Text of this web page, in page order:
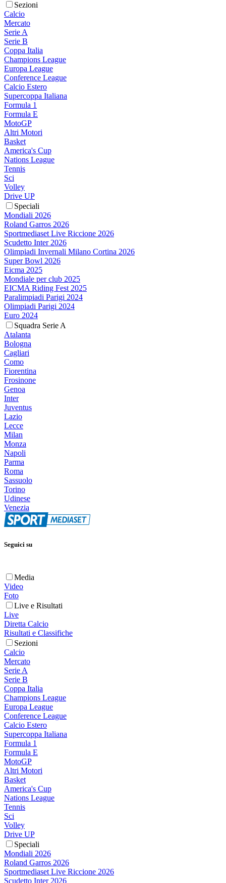
Sezioni
Calcio
Mercato
Serie A
Serie B
Coppa Italia
Champions League
Europa League
Conference League
Calcio Estero
Supercoppa Italiana
Formula 1
Formula E
MotoGP
Altri Motori
Basket
America's Cup
Nations League
Tennis
Sci
Volley
Drive UP
Speciali
Mondiali 2026
Roland Garros 2026
Sportmediaset Live Riccione 2026
Scudetto Inter 2026
Olimpiadi Invernali Milano Cortina 2026
Super Bowl 2026
Eicma 2025
Mondiale per club 2025
EICMA Riding Fest 2025
Paralimpiadi Parigi 2024
Olimpiadi Parigi 2024
Euro 2024
Squadra Serie A
Atalanta
Bologna
Cagliari
Como
Fiorentina
Frosinone
Genoa
Inter
Juventus
Lazio
Lecce
Milan
Monza
Napoli
Parma
Roma
Sassuolo
Torino
Udinese
Venezia
Seguici su
Media
Video
Foto
Live e Risultati
Live
Diretta Calcio
Risultati e Classifiche
Sezioni
Calcio
Mercato
Serie A
Serie B
Coppa Italia
Champions League
Europa League
Conference League
Calcio Estero
Supercoppa Italiana
Formula 1
Formula E
MotoGP
Altri Motori
Basket
America's Cup
Nations League
Tennis
Sci
Volley
Drive UP
Speciali
Mondiali 2026
Roland Garros 2026
Sportmediaset Live Riccione 2026
Scudetto Inter 2026